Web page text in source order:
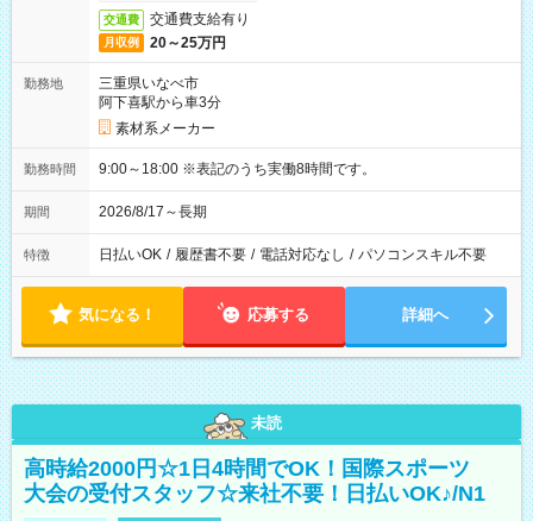
交通費 交通費支給有り
月収例 20～25万円
勤務地
三重県いなべ市
阿下喜駅から車3分
素材系メーカー
勤務時間 9:00～18:00 ※表記のうち実働8時間です。
期間 2026/8/17～長期
特徴 日払いOK / 履歴書不要 / 電話対応なし / パソコンスキル不要
気になる！ 応募する 詳細へ
未読
高時給2000円☆1日4時間でOK！国際スポーツ
大会の受付スタッフ☆来社不要！日払いOK♪/N1